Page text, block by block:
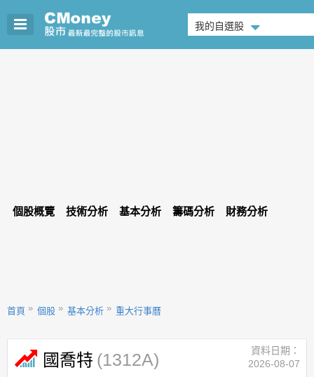
我的自選股
個股概覽 技術分析 基本分析 籌碼分析 財務分析
首頁 個股 基本分析 重大行事曆
國喬特 (1312A)
資料日期：
2026-08-07